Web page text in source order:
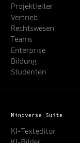
Projektleiter
Vertrieb
Rechtswesen
Teams
Enterprise
Bildung
Studenten
Mindverse Suite
KI-Texteditor